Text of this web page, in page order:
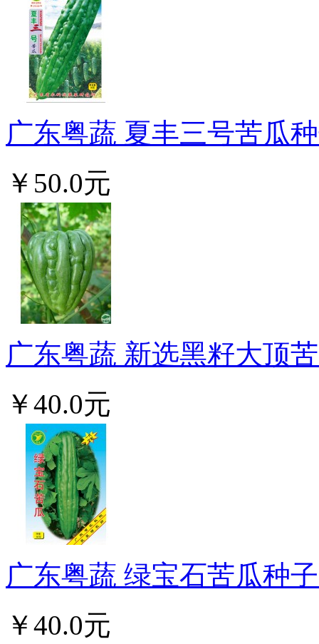
广东粤蔬 夏丰三号苦瓜
￥50.0元
广东粤蔬 新选黑籽大顶
￥40.0元
广东粤蔬 绿宝石苦瓜种
￥40.0元